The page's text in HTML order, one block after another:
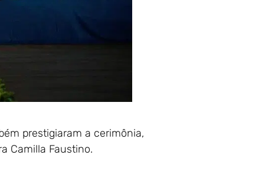
prestigiaram a cerimônia,
Camilla Faustino.